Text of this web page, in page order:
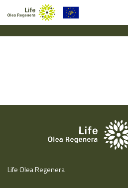
Solicitud #25106
Life Olea Regenera